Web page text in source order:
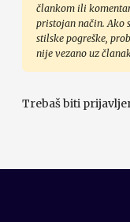
člankom ili
pristojan način. Ako
stilske pogreške,
nije vezano uz
Trebaš biti